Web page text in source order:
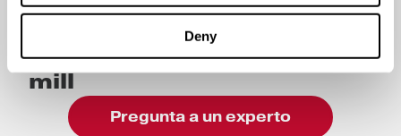
Deny
Preguntas frecuentes
sobre las mezcladoras pug
mill
Pregunta a un experto